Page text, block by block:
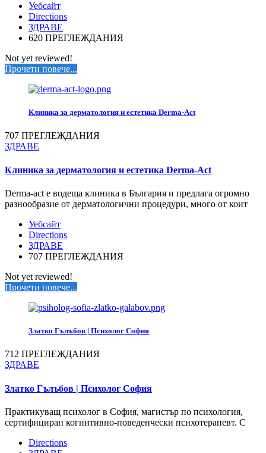
Уебсайт
Directions
ЗДРАВЕ
620 ПРЕГЛЕЖДАНИЯ
Not yet reviewed!
Прочети повече...
Клиника за дерматология и естетика Derma-Act
707 ПРЕГЛЕЖДАНИЯ
ЗДРАВЕ
Клиника за дерматология и естетика Derma-Act
Derma-аct е водеща клиника в България и предлага огромно
разнообразие от дерматологични процедури, много от коит
Уебсайт
Directions
ЗДРАВЕ
707 ПРЕГЛЕЖДАНИЯ
Not yet reviewed!
Прочети повече...
Златко Гълъбов | Психолог София
712 ПРЕГЛЕЖДАНИЯ
ЗДРАВЕ
Златко Гълъбов | Психолог София
Практикуващ психолог в София, магистър по психология,
сертифициран когнитивно-поведенчески психотерапевт. С
Directions